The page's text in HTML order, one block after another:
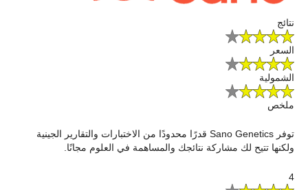
نتائج
السعر
الشمولية
ملخص
توفر Sano Genetics قدرًا محدودًا من الاختبارات والتقارير الجينية
ولكنها تتيح لك مشاركة نتائجك والمساهمة في العلوم مجانًا.
4